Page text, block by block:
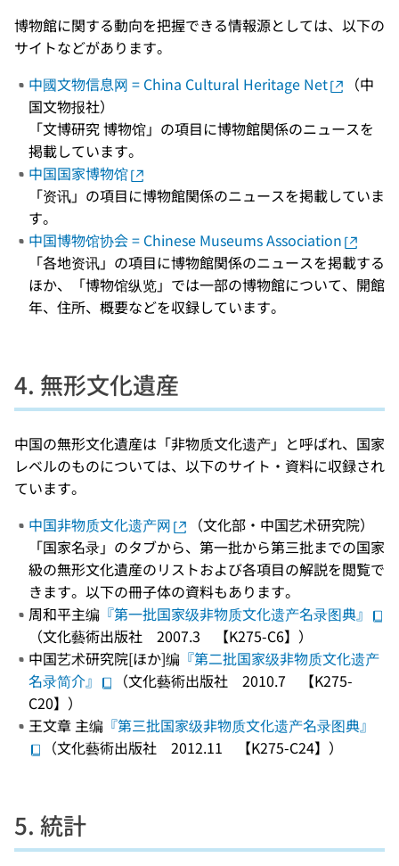
博物館に関する動向を把握できる情報源としては、以下の
サイトなどがあります。
中國文物信息网 = China Cultural Heritage Net
（中
国文物报社）
「文博研究 博物馆」の項目に博物館関係のニュースを
掲載しています。
中国国家博物馆
「资讯」の項目に博物館関係のニュースを掲載していま
す。
中国博物馆协会 = Chinese Museums Association
「各地资讯」の項目に博物館関係のニュースを掲載する
ほか、「博物馆纵览」では一部の博物館について、開館
年、住所、概要などを収録しています。
4. 無形文化遺産
中国の無形文化遺産は「非物质文化遗产」と呼ばれ、国家
レベルのものについては、以下のサイト・資料に収録され
ています。
中国非物质文化遗产网
（文化部・中国艺术研究院）
「国家名录」のタブから、第一批から第三批までの国家
級の無形文化遺産のリストおよび各項目の解説を閲覧で
きます。以下の冊子体の資料もあります。
周和平主编 『第一批国家级非物质文化遗产名录图典』
（文化藝術出版社 2007.3 【K275-C6】）
中国艺术研究院[ほか]编 『第二批国家级非物质文化遗产
名录简介』
（文化藝術出版社 2010.7 【K275-
C20】）
王文章 主编 『第三批国家级非物质文化遗产名录图典』
（文化藝術出版社 2012.11 【K275-C24】）
5. 統計